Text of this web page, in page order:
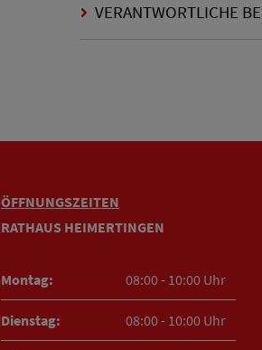
VERANTWORTLICHE
ÖFFNUNGSZEITEN
RATHAUS HEIMERTINGEN
Montag: 08:00 - 10:00 Uhr
Dienstag: 08:00 - 10:00 Uhr